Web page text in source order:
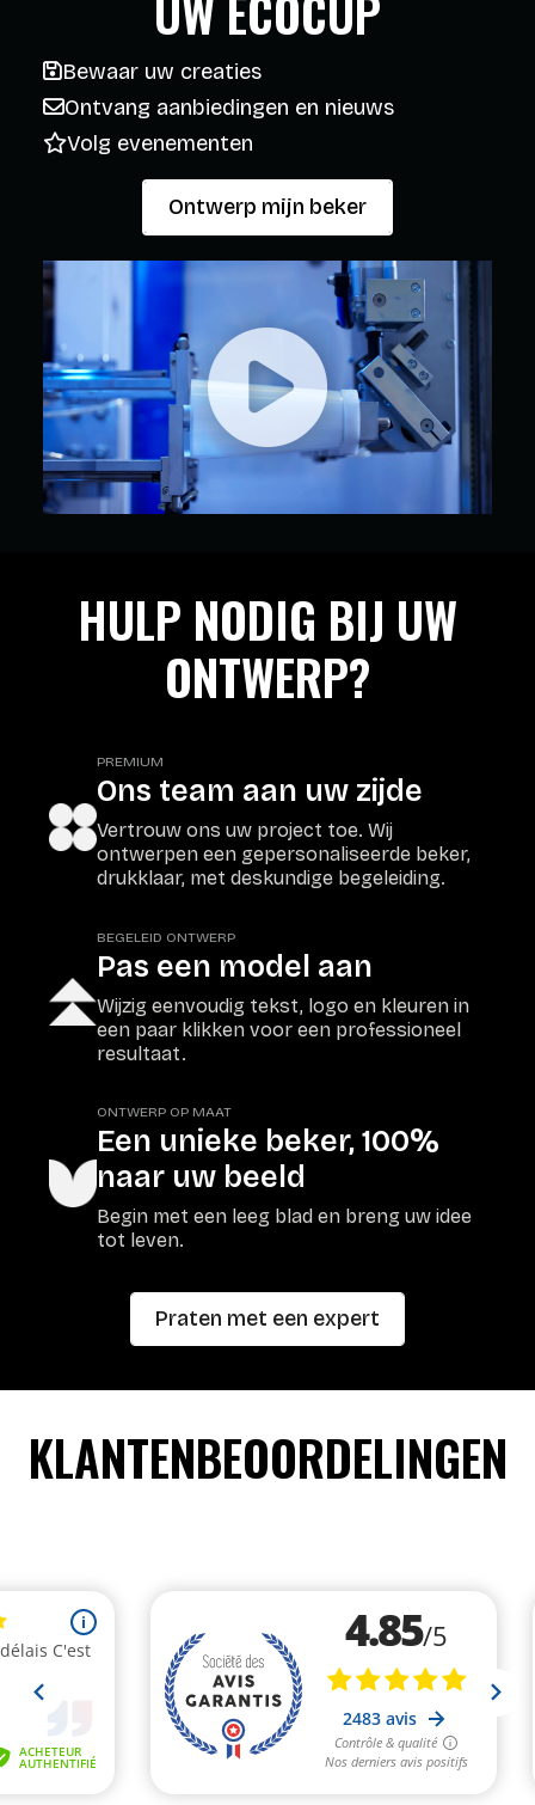
Bewaar uw creaties
Ontvang aanbiedingen en nieuws
Volg evenementen
Ontwerp mijn beker
HULP NODIG BIJ UW
ONTWERP?
PREMIUM
Ons team aan uw zijde
Vertrouw ons uw project toe. Wij
ontwerpen een gepersonaliseerde beker,
drukklaar, met deskundige begeleiding.
BEGELEID ONTWERP
Pas een model aan
Wijzig eenvoudig tekst, logo en kleuren in
een paar klikken voor een professioneel
resultaat.
ONTWERP OP MAAT
Een unieke beker, 100%
naar uw beeld
Begin met een leeg blad en breng uw idee
tot leven.
Praten met een expert
KLANTENBEOORDELINGEN